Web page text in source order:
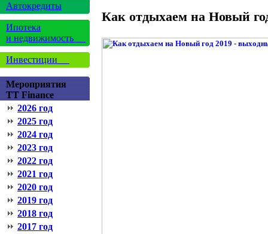
Автокредиты
Ипотека
и недвижимость
Инвестиции
Мероприятия
TT Finance
2026 год
2025 год
2024 год
2023 год
2022 год
2021 год
2020 год
2019 год
2018 год
2017 год
Как отдыхаем на Новый